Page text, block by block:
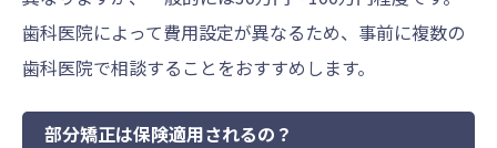
歯科医院によって費用設定が異なるため、事前に複数の
歯科医院で相談することをおすすめします。
部分矯正は保険適用されるの？